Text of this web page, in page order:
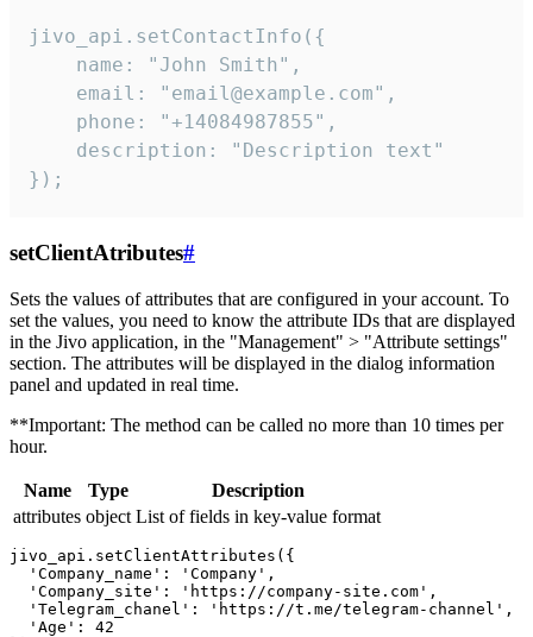
jivo_api.setContactInfo({
    name: "John Smith",
    email: "email@example.com",
    phone: "+14084987855",
    description: "Description text"
});
setClientAtributes#
Sets the values ​​of attributes that are configured in your account. To
set the values, you need to know the attribute IDs that are displayed
in the Jivo application, in the "Management" > "Attribute settings"
section. The attributes will be displayed in the dialog information
panel and updated in real time.
**Important: The method can be called no more than 10 times per
hour.
Name Type
Description
attributes object List of fields in key-value format
jivo_api.setClientAttributes({
  'Company_name': 'Company',
  'Company_site': 'https://company-site.com',
  'Telegram_chanel': 'https://t.me/telegram-channel',
  'Age': 42